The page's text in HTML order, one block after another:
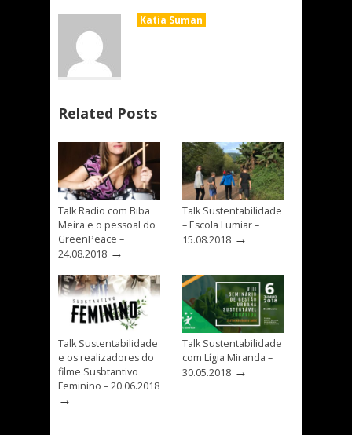
Katia Suman
Related Posts
Talk Radio com Biba
Meira e o pessoal do
GreenPeace –
24.08.2018 →
Talk Sustentabilidade
– Escola Lumiar –
15.08.2018 →
Talk Sustentabilidade
e os realizadores do
filme Susbtantivo
Feminino – 20.06.2018
→
Talk Sustentabilidade
com Lígia Miranda –
30.05.2018 →